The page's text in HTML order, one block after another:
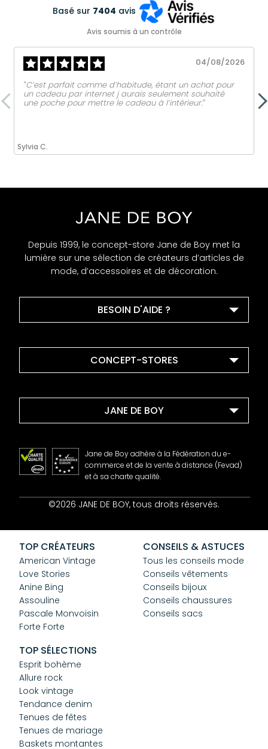
Basé sur 7404 avis
Avis soumis à un contrôle
Sylvia C.
04/08/2026
‟C’est parfait comme d’habitude, étant un achat pour
un cadeau par internet j aurais seulement souhaité
une poche pour mettre le cadeau à l’intérieur.ˮ
Depuis 1999, le concept-store Jane de Boy met la
lumière sur une sélection de créateurs d’articles de
mode, d’accessoires et de décoration.
BESOIN D'AIDE ?
CONCEPT-STORES
JANE DE BOY
Contact
CGV
Confidentialité
Cookies
Jane de Boy adhère à la Fédération du e-
commerce et de la vente à distance (Fevad)
et à sa charte qualité.
©2026 JANE DE BOY, tous droits réservés.
TOP CRÉATEURS
American Vintage
Love Stories
Anine Bing
Assouline
Pascale Monvoisin
Forte Forte
CONSEILS & ASTUCES
Tous les conseils mode
Conseils vêtements
Conseils bijoux
Conseils chaussures
Conseils sacs
TOP SÉLECTIONS
Esprit bohème
Allure rock
Look vintage
Tendance denim
Tenues de fêtes
Tenues de mariage
Baskets montantes